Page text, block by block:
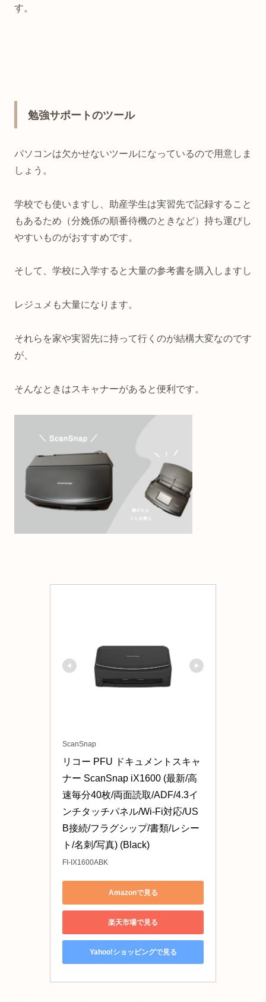
す。
勉強サポートのツール
パソコンは欠かせないツールになっているので用意しま
しょう。
学校でも使いますし、助産学生は実習先で記録すること
もあるため（分娩係の順番待機のときなど）持ち運びし
やすいものがおすすめです。
そして、学校に入学すると大量の参考書を購入しますし
レジュメも大量になります。
それらを家や実習先に持って行くのが結構大変なのです
が、
そんなときはスキャナーがあると便利です。
ScanSnap
リコー PFU ドキュメントスキャ
ナー ScanSnap iX1600 (最新/高
速毎分40枚/両面読取/ADF/4.3イ
ンチタッチパネル/Wi-Fi対応/US
B接続/フラグシップ/書類/レシー
ト/名刺/写真) (Black)
FI-IX1600ABK
Amazonで見る
楽天市場で見る
Yahoo!ショッピングで見る